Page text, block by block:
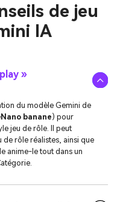
de jeu
IA
»
du modèle Gemini de
Nano banane) pour
jeu de rôle. Il peut
rôle réalistes, ainsi que
anime-le tout dans un